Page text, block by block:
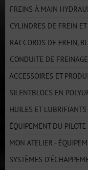
FREINS À MAIN
CYLINDRES DE FREIN
RACCORDS DE FREIN,
CONDUITE DE
ACCESSOIRES ET
SILENTBLOCS EN
HUILES ET LUBRIFIANTS
ÉQUIPEMENT DU PILOTE
MON ATELIER -
SYSTÈMES